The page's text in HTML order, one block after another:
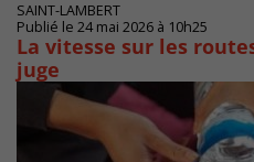
SAINT-LAMBERT
Publié le 24 mai 2026 à 10h25
La vitesse sur les
juge